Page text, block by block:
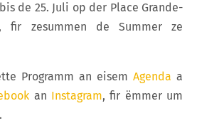
de 25. Juli op der Place Grande-
fir zesummen de Summer ze
Programm an eisem Agenda a
an Instagram, fir ëmmer um